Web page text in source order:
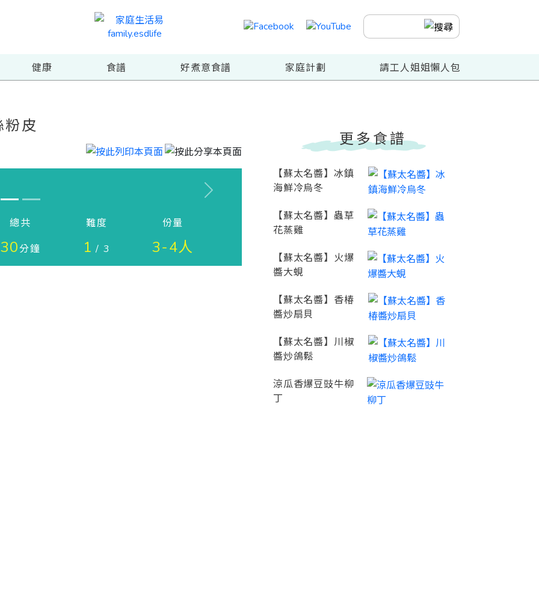
健康 食譜 好煮意食譜 家庭計劃 請工人姐姐懶人包
粉皮
Next
總共
30分鐘
難度
1 / 3
份量
3-4人
更多食譜
【蘇太名醬】冰鎮
海鮮冷烏冬
【蘇太名醬】蟲草
花蒸雞
【蘇太名醬】火爆
醬大蜆
【蘇太名醬】香椿
醬炒扇貝
【蘇太名醬】川椒
醬炒鴿鬆
涼瓜香爆豆豉牛柳
丁